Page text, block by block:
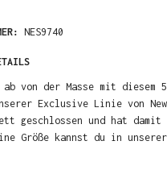
NES9740
ab von der Masse mit
Exclusive Linie von
geschlossen und hat
Größe kannst du in